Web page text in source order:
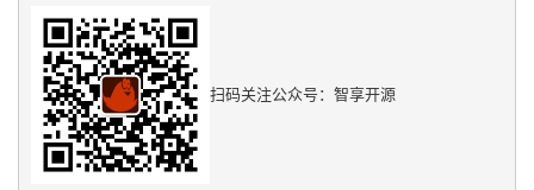
扫码关注公众号：智享开源